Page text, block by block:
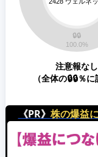
注意報なし
（全体の🔒🔒％に
《PR》 株の爆益